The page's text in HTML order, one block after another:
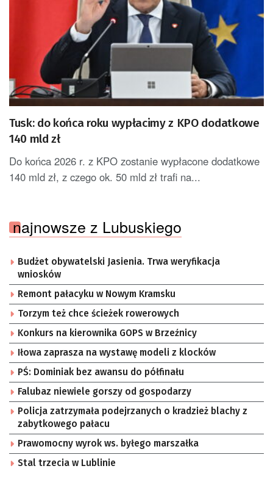
Tusk: do końca roku wypłacimy z KPO dodatkowe
140 mld zł
Do końca 2026 r. z KPO zostanie wypłacone dodatkowe
140 mld zł, z czego ok. 50 mld zł trafi na...
najnowsze z Lubuskiego
Budżet obywatelski Jasienia. Trwa weryfikacja
wniosków
Remont pałacyku w Nowym Kramsku
Torzym też chce ścieżek rowerowych
Konkurs na kierownika GOPS w Brzeźnicy
Iłowa zaprasza na wystawę modeli z klocków
PŚ: Dominiak bez awansu do półfinału
Falubaz niewiele gorszy od gospodarzy
Policja zatrzymała podejrzanych o kradzież blachy z
zabytkowego pałacu
Prawomocny wyrok ws. byłego marszałka
Stal trzecia w Lublinie